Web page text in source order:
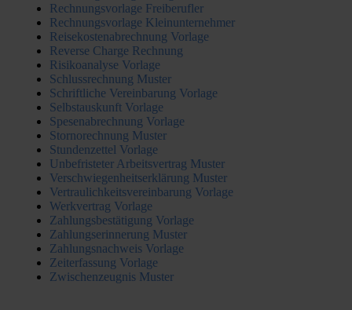
Rechnungsvorlage Freiberufler
Rechnungsvorlage Kleinunternehmer
Reisekostenabrechnung Vorlage
Reverse Charge Rechnung
Risikoanalyse Vorlage
Schlussrechnung Muster
Schriftliche Vereinbarung Vorlage
Selbstauskunft Vorlage
Spesenabrechnung Vorlage
Stornorechnung Muster
Stundenzettel Vorlage
Unbefristeter Arbeitsvertrag Muster
Verschwiegenheitserklärung Muster
Vertraulichkeitsvereinbarung Vorlage
Werkvertrag Vorlage
Zahlungsbestätigung Vorlage
Zahlungserinnerung Muster
Zahlungsnachweis Vorlage
Zeiterfassung Vorlage
Zwischenzeugnis Muster